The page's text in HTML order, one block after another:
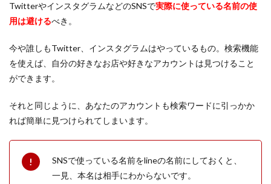
TwitterやインスタグラムなどのSNSで実際に使っている名前の使
用は避けるべき。
今や誰しもTwitter、インスタグラムはやっているもの。検索機能
を使えば、自分の好きなお店や好きなアカウントは見つけること
ができます。
それと同じように、あなたのアカウントも検索ワードに引っかか
れば簡単に見つけられてしまいます。
SNSで使っている名前をlineの名前にしておくと、
一見、本名は相手にわからないです。